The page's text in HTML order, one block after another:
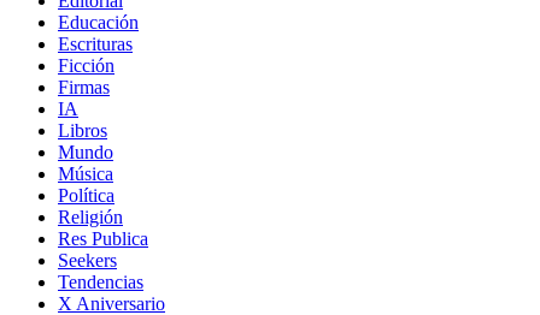
Educación
Escrituras
Ficción
Firmas
IA
Libros
Mundo
Música
Política
Religión
Res Publica
Seekers
Tendencias
X Aniversario